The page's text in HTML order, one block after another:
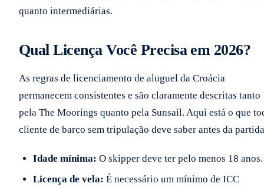
quanto intermediárias.
Qual Licença Você Precisa em 2026?
As regras de licenciamento de aluguel da Croácia
permanecem consistentes e são claramente descritas tanto
pela The Moorings quanto pela Sunsail. Aqui está o que
cliente de barco sem tripulação deve saber antes da
Idade mínima: O skipper deve ter pelo menos 18 anos.
Licença de vela: É necessário um mínimo de ICC